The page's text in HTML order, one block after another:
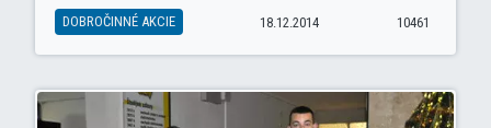
DOBROČINNÉ AKCIE 18.12.2014 10461